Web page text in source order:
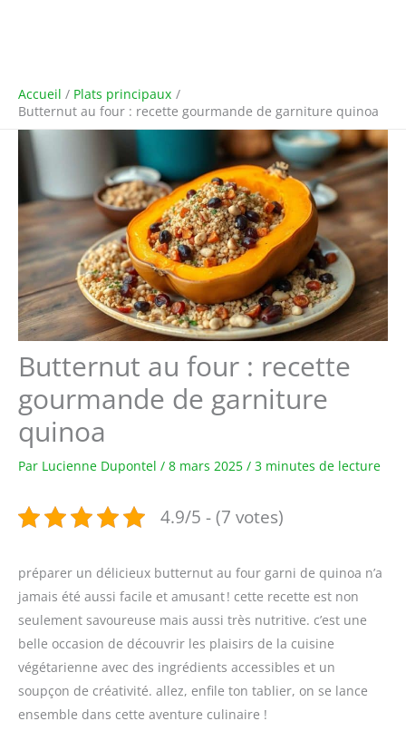
Accueil
Plats principaux
Butternut au four : recette gourmande de garniture quinoa
Butternut au four : recette
gourmande de garniture
quinoa
Par Lucienne Dupontel / 8 mars 2025 / 3 minutes de lecture
4.9/5 - (7 votes)
préparer un délicieux butternut au four garni de quinoa n’a
jamais été aussi facile et amusant ! cette recette est non
seulement savoureuse mais aussi très nutritive. c’est une
belle occasion de découvrir les plaisirs de la cuisine
végétarienne avec des ingrédients accessibles et un
soupçon de créativité. allez, enfile ton tablier, on se lance
ensemble dans cette aventure culinaire !